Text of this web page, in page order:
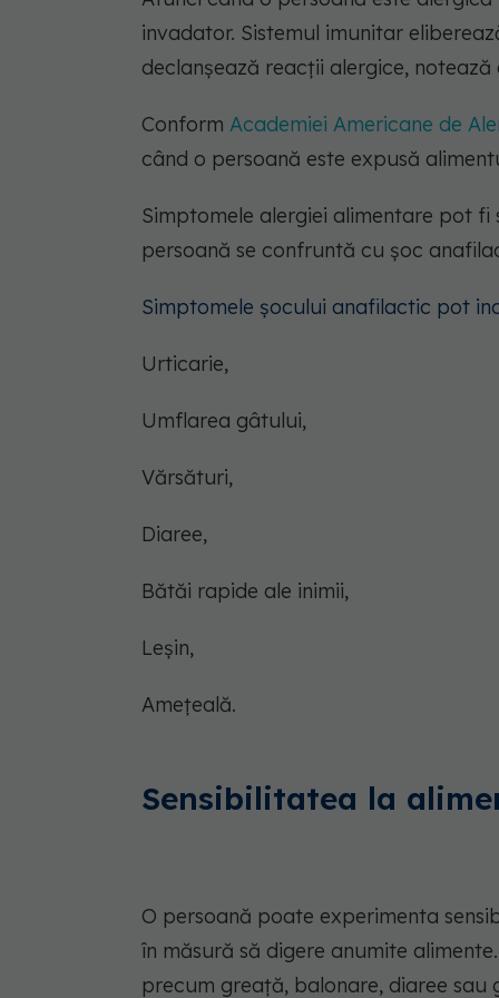
invadator. Sistemul imunitar
declanșează reacții alergice,
Conform Academiei Americane de
când o persoană este expusă
Simptomele alergiei alimentare pot
persoană se confruntă cu șoc
Simptomele șocului anafilactic pot
Urticarie,
Umflarea gâtului,
Vărsături,
Diaree,
Bătăi rapide ale inimii,
Leșin,
Amețeală.
Sensibilitatea la
O persoană poate experimenta
în măsură să digere anumite
precum greață, balonare, diaree sau